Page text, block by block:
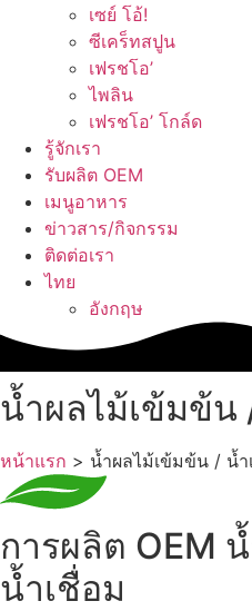
เซย์ โอ้!
ซีเคร็ทสปูน
เฟรชโอ’
ไพลิน
เฟรชโอ’ โกล์ด
รู้จักเรา
รับผลิต OEM
เมนูอาหาร
ข่าวสาร/กิจกรรม
ติดต่อเรา
ไทย
อังกฤษ
น้ำผลไม้เข้มข้น
หน้าแรก > น้ำผลไม้เข้มข้น / น้ำ
การผลิต OEM
น้ำเชื่อม